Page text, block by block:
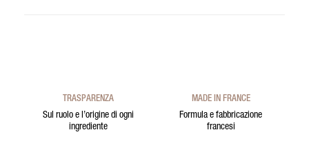
TRASPARENZA
Sul ruolo e l’origine di ogni
ingrediente
MADE IN FRANCE
Formula e fabbricazione
francesi